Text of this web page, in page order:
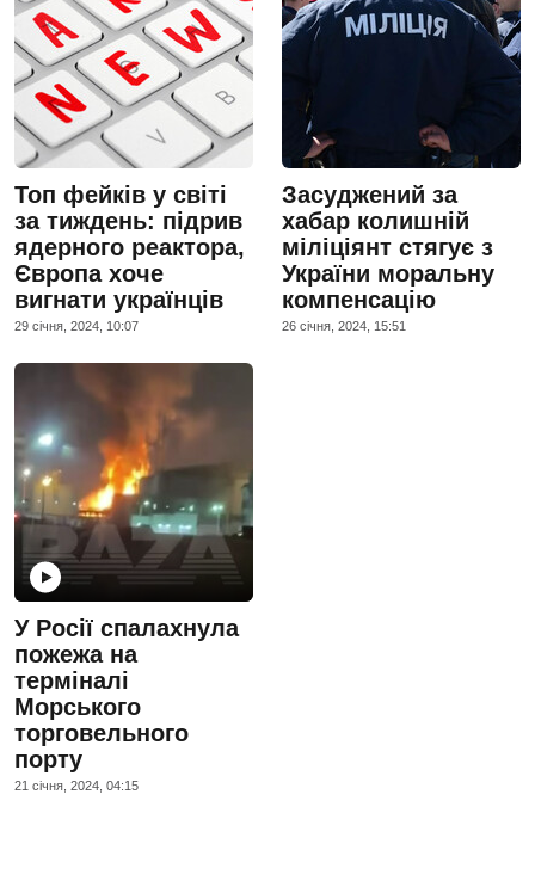
Топ фейків у світі
за тиждень: підрив
ядерного реактора,
Європа хоче
вигнати українців
29 сiчня, 2024, 10:07
Засуджений за
хабар колишній
міліціянт стягує з
України моральну
компенсацію
26 сiчня, 2024, 15:51
У Росії спалахнула
пожежа на
терміналі
Морського
торговельного
порту
21 сiчня, 2024, 04:15